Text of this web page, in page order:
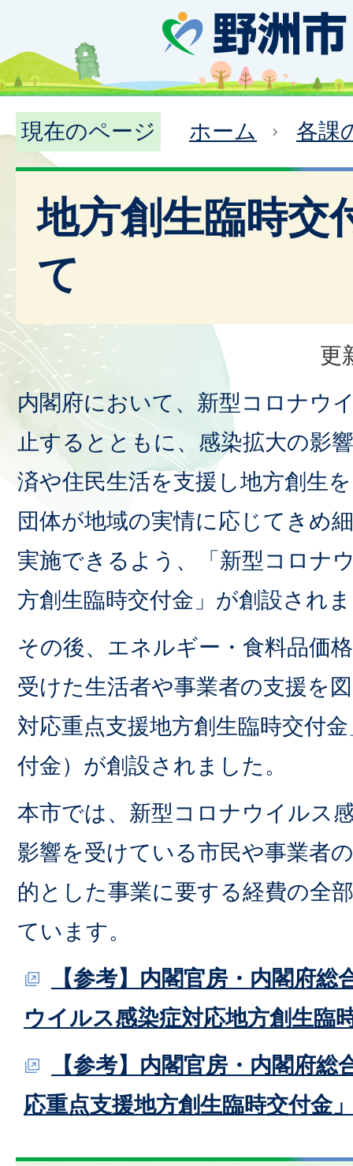
現在のページ ホーム 各課
地方創生臨時交
て
更
内閣府において、新型コロナウ
止するとともに、感染拡大の影
済や住民生活を支援し地方創生
団体が地域の実情に応じてきめ
実施できるよう、「新型コロナ
方創生臨時交付金」が創設され
その後、エネルギー・食料品価
受けた生活者や事業者の支援を
対応重点支援地方創生臨時交付
付金）が創設されました。
本市では、新型コロナウイルス
影響を受けている市民や事業者
的とした事業に要する経費の全
ています。
【参考】内閣官房・内閣府
ウイルス感染症対応地方創生臨
【参考】内閣官房・内閣府
応重点支援地方創生臨時交付金